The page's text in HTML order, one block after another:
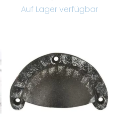
Auf Lager verfügbar